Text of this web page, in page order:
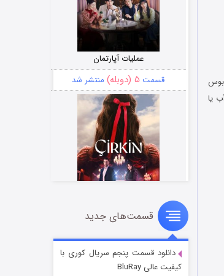
یا
عملیات آپارتمان
قسمت ۵ (دوبله) منتشر شد
سریال زشت
قسمت۲ (زیرنویس) منتشر شد
قسمت‌های جدید
دانلود قسمت پنجم سریال کوری با
کیفیت عالی BluRay